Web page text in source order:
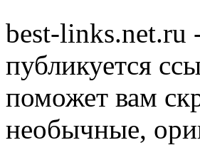
best-links.net.ru
публикуется
поможет вам
необычные,